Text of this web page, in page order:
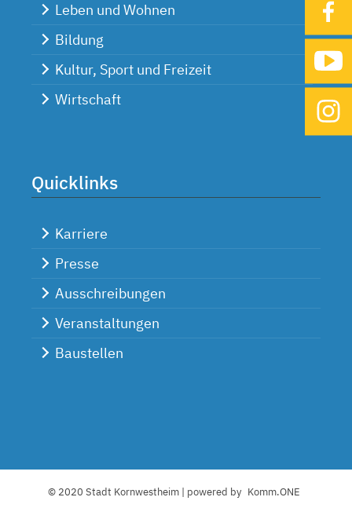
Leben und Wohnen
Bildung
Kultur, Sport und Freizeit
Wirtschaft
Quicklinks
Karriere
Presse
Ausschreibungen
Veranstaltungen
Baustellen
© 2020 Stadt Kornwestheim | powered by Komm.ONE